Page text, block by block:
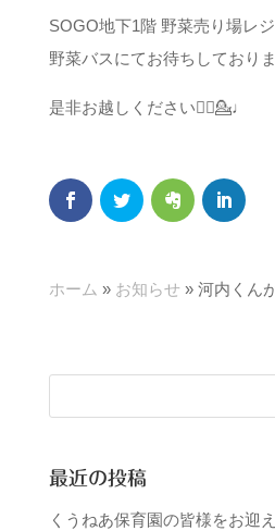
SOGO地下1階 野菜売り場レジ
野菜バスにてお待ちしており
是非お越しください💁‍♀️💁♩
ホーム » お知らせ » 河内くん
最近の投稿
くうねあ保育園の皆様をお迎え